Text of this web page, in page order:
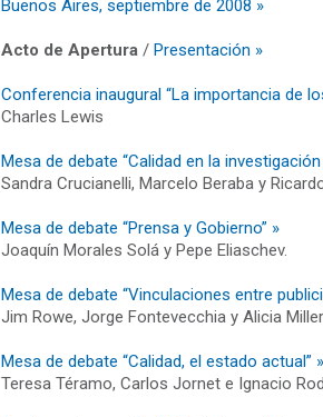
Buenos Aires, septiembre de 2008 »
Acto de Apertura / Presentación »
Conferencia inaugural “La importancia de
Charles Lewis
Mesa de debate “Calidad en la
Sandra Crucianelli, Marcelo Beraba y
Mesa de debate “Prensa y Gobierno” »
Joaquín Morales Solá y Pepe Eliaschev.
Mesa de debate “Vinculaciones entre
Jim Rowe, Jorge Fontevecchia y Alicia
Mesa de debate “Calidad, el estado actual” »
Teresa Téramo, Carlos Jornet e Ignacio